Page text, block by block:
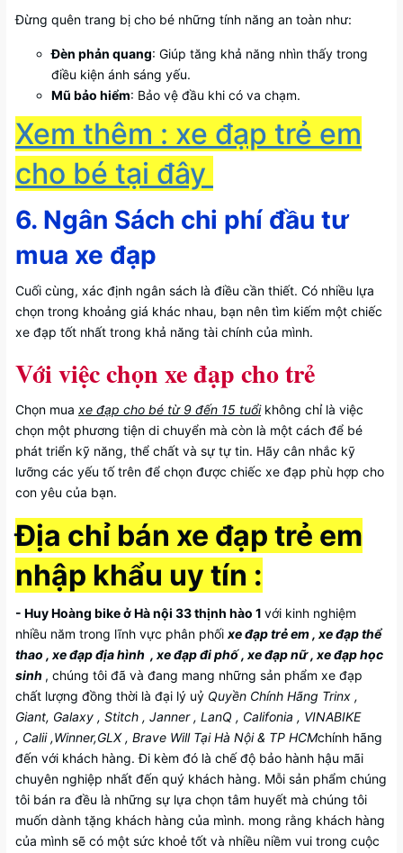
Đừng quên trang bị cho bé những tính năng an toàn như:
Đèn phản quang: Giúp tăng khả năng nhìn thấy trong
điều kiện ánh sáng yếu.
Mũ bảo hiểm: Bảo vệ đầu khi có va chạm.
Xem thêm : xe đạp trẻ em
cho bé tại đây
6. Ngân Sách chi phí đầu tư
mua xe đạp
Cuối cùng, xác định ngân sách là điều cần thiết. Có nhiều lựa
chọn trong khoảng giá khác nhau, bạn nên tìm kiếm một chiếc
xe đạp tốt nhất trong khả năng tài chính của mình.
Với việc chọn xe đạp cho trẻ
Chọn mua xe đạp cho bé từ 9 đến 15 tuổikhông chỉ là việc
chọn một phương tiện di chuyển mà còn là một cách để bé
phát triển kỹ năng, thể chất và sự tự tin. Hãy cân nhắc kỹ
lưỡng các yếu tố trên để chọn được chiếc xe đạp phù hợp cho
con yêu của bạn.
Địa chỉ bán xe đạp trẻ em
nhập khẩu uy tín :
- Huy Hoàng bike ở Hà nội 33 thịnh hào 1 với kinh nghiệm
nhiều năm trong lĩnh vực phân phối xe đạp trẻ em , xe đạp thể
thao , xe đạp địa hình , xe đạp đi phố , xe đạp nữ , xe đạp học
sinh , chúng tôi đã và đang mang những sản phẩm xe đạp
chất lượng đồng thời là đại lý uỷ Quyền Chính Hãng Trinx ,
Giant, Galaxy , Stitch , Janner , LanQ , Califonia , VINABIKE
, Calii ,Winner,GLX , Brave Will Tại Hà Nội & TP HCMchính hãng
đến với khách hàng. Đi kèm đó là chế độ bảo hành hậu mãi
chuyên nghiệp nhất đến quý khách hàng. Mỗi sản phẩm chúng
tôi bán ra đều là những sự lựa chọn tâm huyết mà chúng tôi
muốn dành tặng khách hàng của mình. mong rằng khách hàng
của mình sẽ có một sức khoẻ tốt và nhiều niềm vui trong cuộc